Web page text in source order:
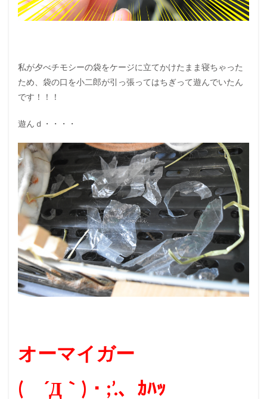
私が夕べチモシーの袋をケージに立てかけたまま寝ちゃった
ため、袋の口を小二郎が引っ張ってはちぎって遊んでいたん
です！！！
遊んｄ・・・・
オーマイガー
( ´Д｀)・;’.、ｶﾊｯ